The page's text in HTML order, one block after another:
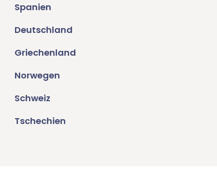
Spanien
Deutschland
Griechenland
Norwegen
Schweiz
Tschechien